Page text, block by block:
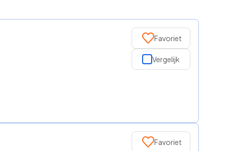
Favoriet
Vergelijk
Favoriet